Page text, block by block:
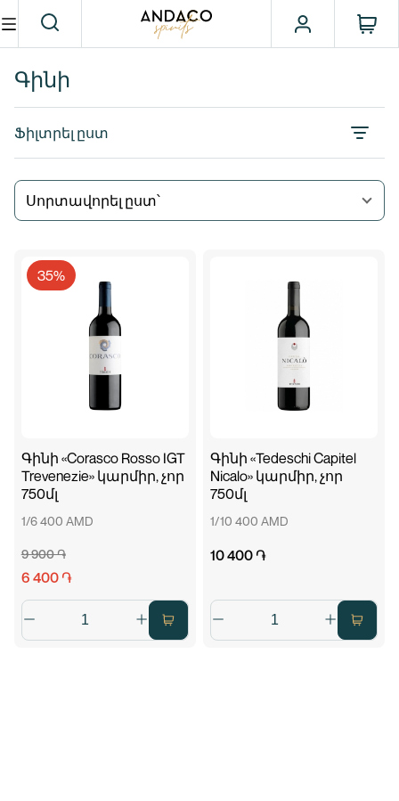
Գինի
Ֆիլտրել ըստ
Սորտավորել ըստ՝
35%
Գինի «Corasco Rosso IGT
Trevenezie» կարմիր, չոր
750մլ
1/6 400 AMD
9 900 ֏
6 400 ֏
Գինի «Tedeschi Capitel
Nicalo» կարմիր, չոր
750մլ
1/10 400 AMD
10 400 ֏